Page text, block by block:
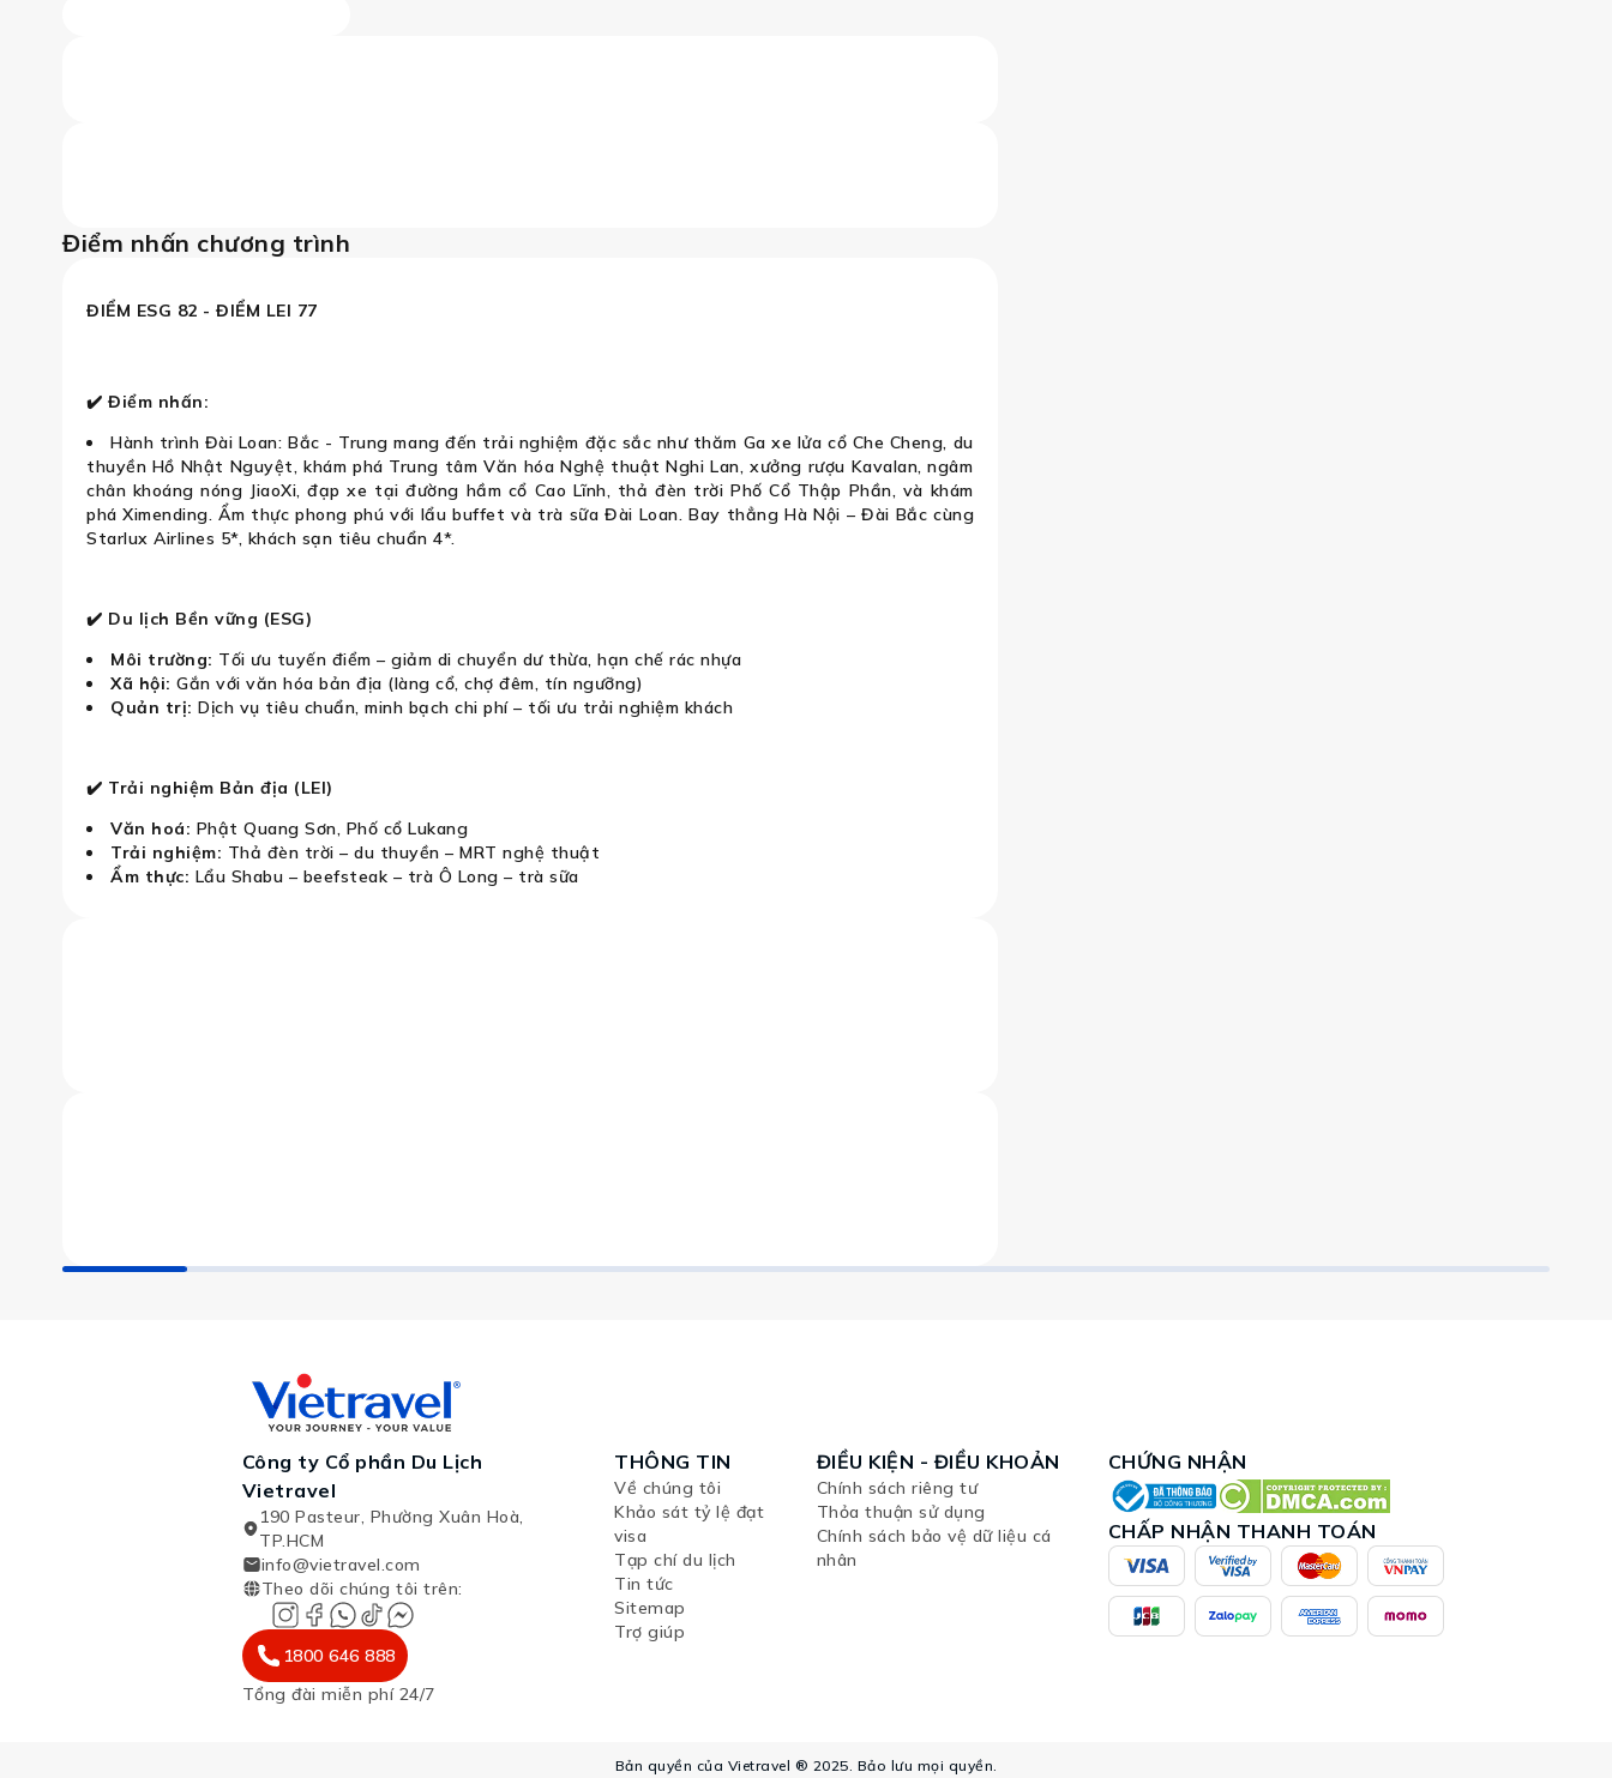
Bắc - Đài Trung - Nghi Lan - Bảo tàng Cố Cung - Thả đèn trời phố cổ Thập Phần - Du thuyền hồ Nhật
Điểm nhấn chương trình
ĐIỂM ESG 82 - ĐIỂM LEI 77
✔️ Điểm nhấn:
Hành trình Đài Loan: Bắc - Trung mang đến trải nghiệm đặc sắc như thăm Ga xe lửa cổ Che Cheng, du
thuyền Hồ Nhật Nguyệt, khám phá Trung tâm Văn hóa Nghệ thuật Nghi Lan, xưởng rượu Kavalan, ngâm
chân khoáng nóng JiaoXi, đạp xe tại đường hầm cổ Cao Lĩnh, thả đèn trời Phố Cổ Thập Phần, và khám
phá Ximending. Ẩm thực phong phú với lẩu buffet và trà sữa Đài Loan. Bay thẳng Hà Nội – Đài Bắc cùng
Starlux Airlines 5*, khách sạn tiêu chuẩn 4*.
✔️ Du lịch Bền vững (ESG)
Môi trường: Tối ưu tuyến điểm – giảm di chuyển dư thừa, hạn chế rác nhựa
Xã hội: Gắn với văn hóa bản địa (làng cổ, chợ đêm, tín ngưỡng)
Quản trị: Dịch vụ tiêu chuẩn, minh bạch chi phí – tối ưu trải nghiệm khách
✔️ Trải nghiệm Bản địa (LEI)
Văn hoá: Phật Quang Sơn, Phố cổ Lukang
Trải nghiệm: Thả đèn trời – du thuyền – MRT nghệ thuật
Ẩm thực: Lẩu Shabu – beefsteak – trà Ô Long – trà sữa
Công ty Cổ phần Du Lịch
Vietravel
190 Pasteur, Phường Xuân Hoà,
TP.HCM
info@vietravel.com
Theo dõi chúng tôi trên:
1800 646 888
Tổng đài miễn phí 24/7
THÔNG TIN
Về chúng tôi
Khảo sát tỷ lệ đạt
visa
Tạp chí du lịch
Tin tức
Sitemap
Trợ giúp
ĐIỀU KIỆN - ĐIỀU KHOẢN
Chính sách riêng tư
Thỏa thuận sử dụng
Chính sách bảo vệ dữ liệu cá
nhân
CHỨNG NHẬN
CHẤP NHẬN THANH TOÁN
Bản quyền của Vietravel ® 2025. Bảo lưu mọi quyền.